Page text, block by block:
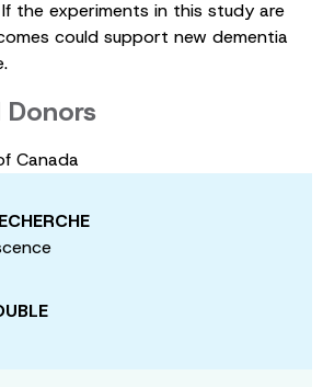
the experiments in this study are
could support new dementia
Donors
Canada